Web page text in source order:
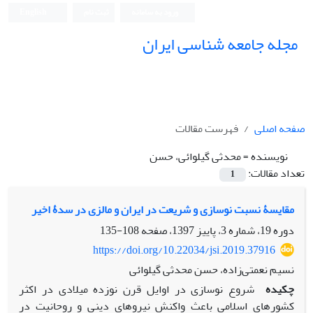
مجله جامعه شناسی ایران
صفحه اصلی
فهرست مقالات
نویسنده =محدثی گیلوائی، حسن
تعداد مقالات:
1
مقایسۀ نسبت نوسازی و شریعت در ایران و مالزی در سدۀ اخیر
دوره 19، شماره 3، پاییز 1397، صفحه
108-135
https://doi.org/10.22034/jsi.2019.37916
نسیم نعمتی‌زاده، حسن محدثی گیلوائی
چکیده شروع نوسازی در اوایل قرن نوزده میلادی در اکثر
کشورهای اسلامی باعث واکنش نیروهای دینی و روحانیت در